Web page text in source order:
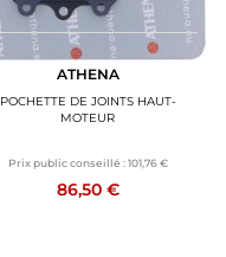
ATHENA
POCHETTE DE JOINTS HAUT-
MOTEUR
Prix public conseillé : 101,76 €
86,50 €